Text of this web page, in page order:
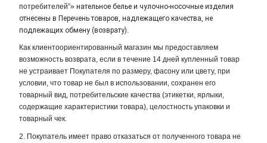
потребителей”» нательное белье и чулочно-носочные изделия
отнесены в Перечень товаров, надлежащего качества, не
подлежащих обмену (возврату).
Как клиентоориентированный магазин мы предоставляем
возможность возврата, если в течение 14 дней купленный товар
не устраивает Покупателя по размеру, фасону или цвету, при
условии, что товар не был в использовании, сохранен его
товарный вид, потребительские качества (этикетки, ярлыки,
содержащие характеристики товара), целостность упаковки и
товарный чек.
2. Покупатель имеет право отказаться от полученного товара не